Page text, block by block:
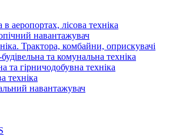
в аеропортах, лісова техніка
навантажувач
Трактора, комбайни, оприскувачі
та комунальна техніка
та гірничодобувна техніка
техніка
навантажувач